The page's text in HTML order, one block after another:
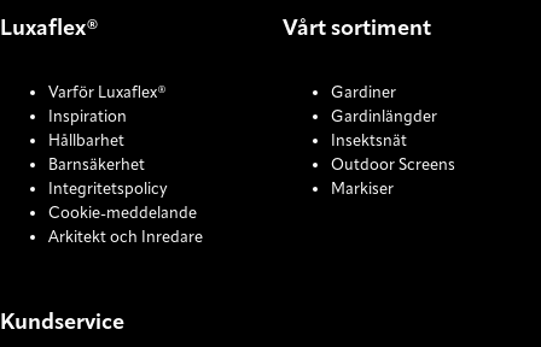
Luxaflex®
Varför Luxaflex®
Inspiration
Hållbarhet
Barnsäkerhet
Integritetspolicy
Cookie-meddelande
Arkitekt och Inredare
Vårt sortiment
Gardiner
Gardinlängder
Insektsnät
Outdoor Screens
Markiser
Kundservice